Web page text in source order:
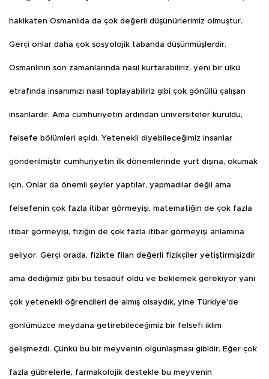
hakikaten Osmanlıda da çok değerli düşünürlerimiz olmuştur.
Gerçi onlar daha çok sosyolojik tabanda düşünmüşlerdir.
Osmanlının son zamanlarında nasıl kurtarabiliriz, yeni bir ülkü
etrafında insanımızı nasıl toplayabiliriz gibi çok gönüllü çalışan
insanlardır. Ama cumhuriyetin ardından üniversiteler kuruldu,
felsefe bölümleri açıldı. Yetenekli diyebileceğimiz insanlar
gönderilmiştir cumhuriyetin ilk dönemlerinde yurt dışına, okumak
için. Onlar da önemli şeyler yaptılar, yapmadılar değil ama
felsefenin çok fazla itibar görmeyişi, matematiğin de çok fazla
itibar görmeyişi, fiziğin de çok fazla itibar görmeyişi anlamına
geliyor. Gerçi orada, fizikte filan değerli fizikçiler yetiştirmişizdir
ama dediğimiz gibi bu tesadüf oldu ve beklemek gerekiyor yani
çok yetenekli öğrencileri de almış olsaydık, yine Türkiye’de
gönlümüzce meydana getirebileceğimiz bir felsefi iklim
gelişmezdi. Çünkü bu bir meyvenin olgunlaşması gibidir. Eğer çok
fazla gübrelerle, farmakolojik destekle bu meyvenin